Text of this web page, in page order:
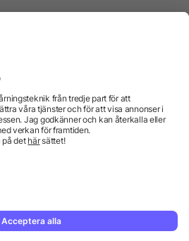
institutioner, föreningar och
allbranded GmbH.